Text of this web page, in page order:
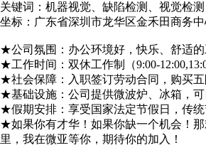
关键词：机器视觉、缺陷检测、视觉检测
坐标：广东省深圳市龙华区金禾田商务
★公司氛围：办公环境好，快乐、舒适的
★工作时间：双休工作制（9:00-
★社会保障：入职签订劳动合同，购买五
★基础设施：公司提供微波炉、冰箱，可
★假期安排：享受国家法定节假日，传统
★如果你有才华！如果你缺一个机会！
里，我在微亚等你，期待你的加入！